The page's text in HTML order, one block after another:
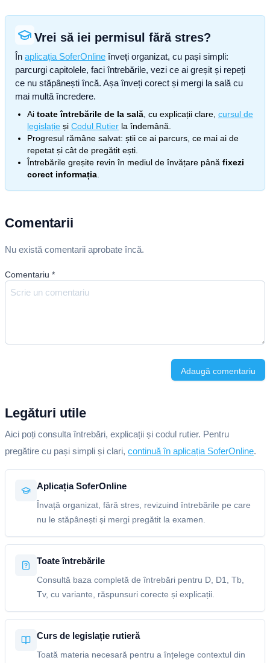
Vrei să iei permisul fără stres?
În aplicația SoferOnline înveți organizat, cu pași simpli:
parcurgi capitolele, faci întrebările, vezi ce ai greșit și repeți
ce nu stăpânești încă. Așa înveți corect și mergi la sală cu
mai multă încredere.
Ai toate întrebările de la sală , cu explicații clare, cursul de
legislație și Codul Rutier la îndemână.
Progresul rămâne salvat: știi ce ai parcurs, ce mai ai de
repetat și cât de pregătit ești.
Întrebările greșite revin în mediul de învățare până fixezi
corect informația
Comentarii
Nu există comentarii aprobate încă.
Comentariu *
Adaugă comentariu
Legături utile
Aici poți consulta întrebări, explicații și codul rutier. Pentru
pregătire cu pași simpli și clari, continuă în aplicația SoferOnline.
Aplicația SoferOnline
Învață organizat, fără stres, revizuind întrebările pe care
nu le stăpânești și mergi pregătit la examen.
Toate întrebările
Consultă baza completă de întrebări pentru D, D1, Tb,
Tv, cu variante, răspunsuri corecte și explicații.
Curs de legislație rutieră
Toată materia necesară pentru a înțelege contextul din